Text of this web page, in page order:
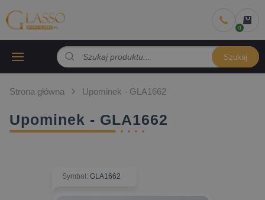
Szukaj
Strona główna Upominek - GLA1662
Upominek - GLA1662
Symbol : GLA1662